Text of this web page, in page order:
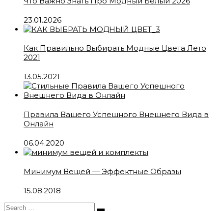
23.01.2026
Как Правильно Выбирать Модные Цвета Лето
2021
13.05.2021
Правила Вашего Успешного Внешнего Вида в
Онлайн
06.04.2020
Минимум Вещей — Эффектные Образы
15.08.2018